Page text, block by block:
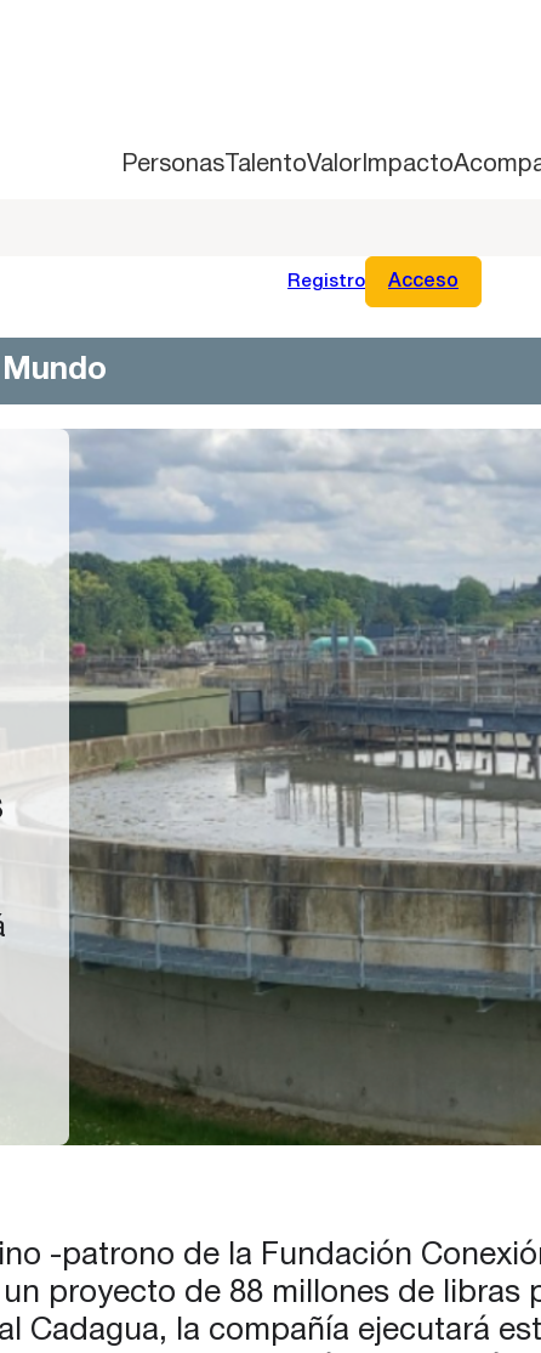
PersonasTalentoValorImpacto
Registro Acceso
-patrono de la Fundación
proyecto de 88 millones de
Cadagua, la compañía ejecutará